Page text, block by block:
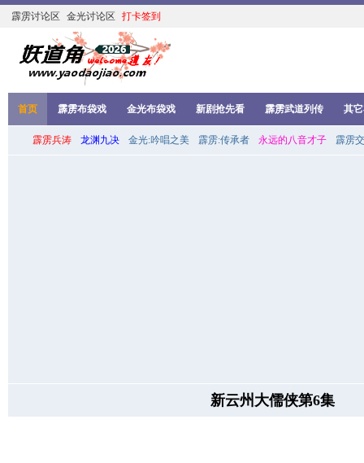
霹雳讨论区 金光讨论区 打卡签到
首页 霹雳布袋戏 金光布袋戏 新剧抢先看 霹雳武道列传 其
霹雳兵涛 龙渊九决 金光:吟唱之美 霹雳:传承者 永远的八音才子 霹雳
新云州大儒侠第6集